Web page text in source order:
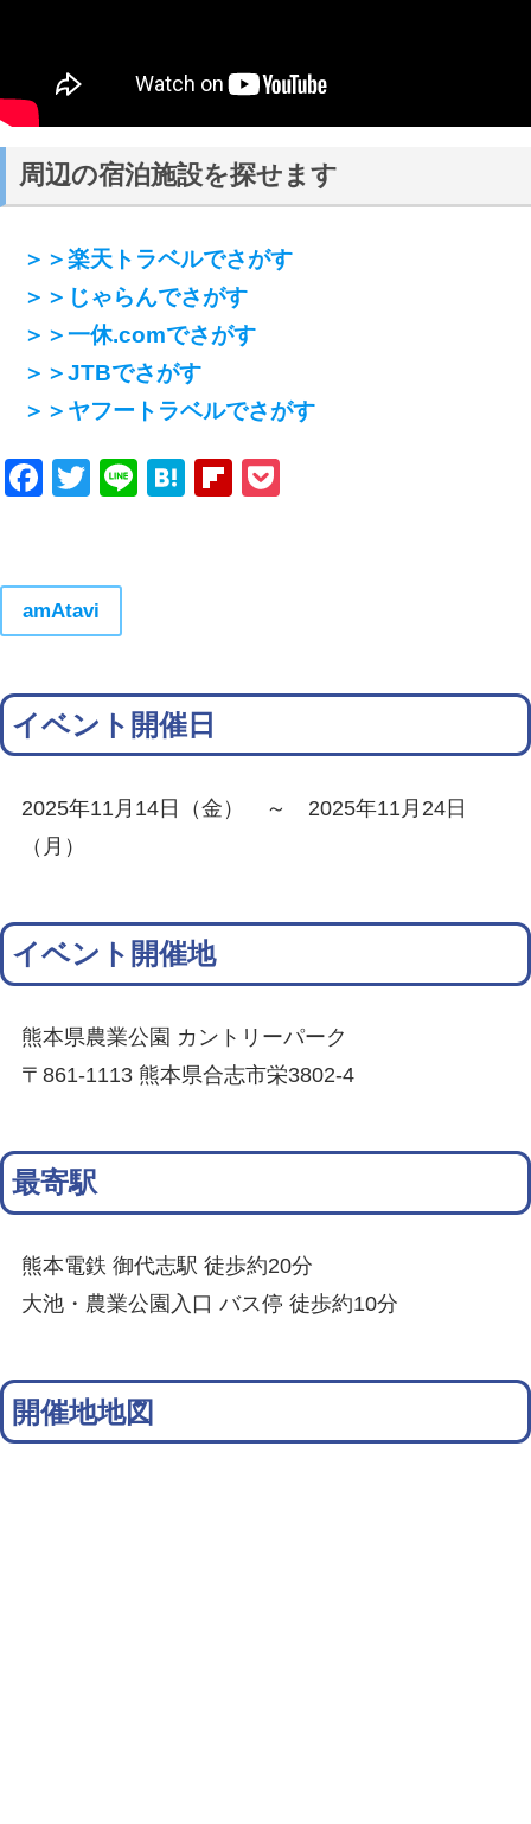
周辺の宿泊施設を探せます
＞＞楽天トラベルでさがす
＞＞じゃらんでさがす
＞＞一休.comでさがす
＞＞JTBでさがす
＞＞ヤフートラベルでさがす
Facebook
Twitter
LineHatenaFlipboard
amAtavi
イベント開催日
2025年11月14日（金） ～ 2025年11月24日
（月）
イベント開催地
熊本県農業公園 カントリーパーク
〒861-1113 熊本県合志市栄3802-4
最寄駅
熊本電鉄 御代志駅 徒歩約20分
大池・農業公園入口 バス停 徒歩約10分
開催地地図